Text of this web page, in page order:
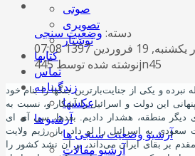
صوتی
تصویری
نوشتار
کتابها
تماس
زندگینامه
عکسها
آرشیو ها
آرشیو وضعیت سنجی ها
آرشیو مقالات
دسته: وضعیت سنجی
1397 07:08
نوشته شده توسط 445jn45
نبرده و یکی از جنایت‌بارترین جنگها را بنام خود
این دولت و اسرائیل را آشکار و، نسبت به
دیگر منطقه، هشدار دادیم. بعدها، سی آی ای
دولت سعودی به اسرائیل را لو داد. باز رﮊیم ولایت
بر بقای ایران می‌داند، بر آن نشد کشور را